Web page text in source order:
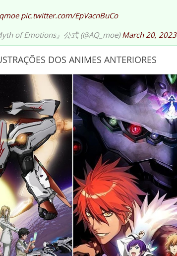
pic.twitter.com/EpVacnBuCo
of Emotions』公式 (@AQ_moe)March 20, 2023
DOS ANIMES ANTERIORES